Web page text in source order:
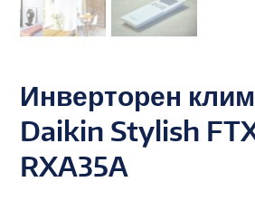
Инверторен
Daikin Stylish
RXA35A